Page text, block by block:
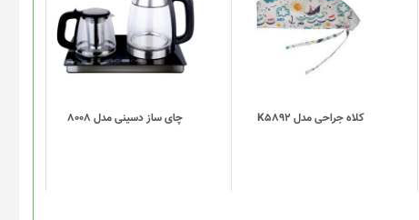
کلاه جراحی مدل K5892 چای ساز دسینی مدل 8008
محصول
دارای
انواع
مختلفی
گزینه